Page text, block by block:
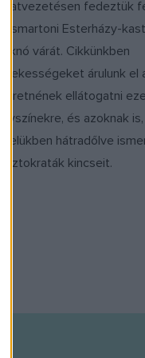
tárlatvezetésen fedeztük
a kismartoni Esterházy-
Fraknó várát. Cikkünkben
érdekességeket árulunk el
szeretnének ellátogatni
helyszínekre, és azoknak
fotelükben hátradőlve
arisztokraták kincseit.